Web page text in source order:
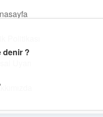
içerikler.
denir ?